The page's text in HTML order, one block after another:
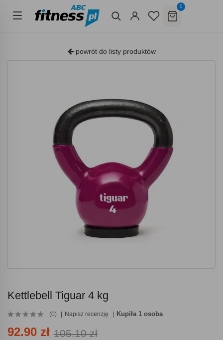
0
powrót do listy produktów
Kettlebell Tiguar 4 kg
(0) Napisz recenzję Kupiła 1 osoba
92.90 zł 105.10 zł